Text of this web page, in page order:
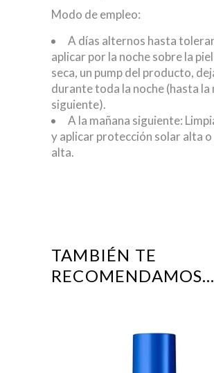
Modo de empleo:
A días alternos hasta
aplicar por la noche sobre la
seca, un pump del producto,
durante toda la noche (hasta la
siguiente).
A la mañana siguiente:
y aplicar protección solar alta o
alta.
TAMBIÉN TE
RECOMENDAMOS…